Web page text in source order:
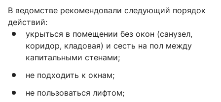
В ведомстве рекомендовали следующий порядок
действий:
укрыться в помещении без окон (санузел,
коридор, кладовая) и сесть на пол между
капитальными стенами;
не подходить к окнам;
не пользоваться лифтом;